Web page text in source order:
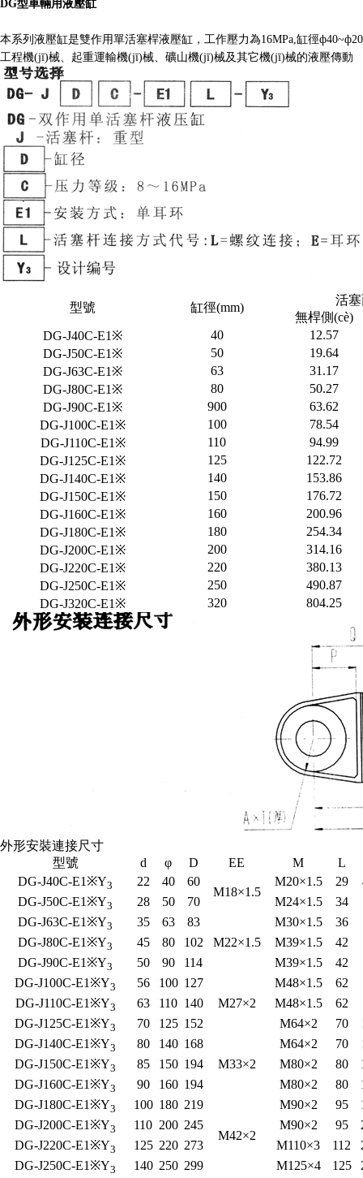
DG型車輛用液壓缸
本系列液壓缸是雙作用單活塞桿液壓缸，工作壓力為16MPa,缸徑
工程機(jī)械、起重運輸機(jī)械、礦山機(jī)械及其它機(jī)械的液壓傳動
型號 缸徑(mm)
活
無桿側(cè)
DG-J40C-E1※
40
12.57
DG-J50C-E1※
50
19.64
DG-J63C-E1※
63
31.17
DG-J80C-E1※
80
50.27
DG-J90C-E1※
900
63.62
DG-J100C-E1※
100
78.54
DG-J110C-E1※
110
94.99
DG-J125C-E1※
125
122.72
DG-J140C-E1※
140
153.86
DG-J150C-E1※
150
176.72
DG-J160C-E1※
160
200.96
DG-J180C-E1※
180
254.34
DG-J200C-E1※
200
314.16
DG-J220C-E1※
220
380.13
DG-J250C-E1※
250
490.87
DG-J320C-E1※
320 804.25
外形安裝連接尺寸
型號
d φ D EE M
L
DG-J40C-E1※Y3 22 40 60
M18×1.5
M20×1.5 29
DG-J50C-E1※Y3 28 50 70 M24×1.5
34
DG-J63C-E1※Y3 35 63
83
M22×1.5
M30×1.5
36
DG-J80C-E1※Y3 45 80 102 M39×1.5
42
DG-J90C-E1※Y3 50 90 114 M39×1.5
42
DG-J100C-E1※Y3 56 100 127
M27×2
M48×1.5
62
DG-J110C-E1※Y3 63 110 140 M48×1.5
62
DG-J125C-E1※Y3 70 125 152 M64×2 70
DG-J140C-E1※Y3 80 140 168
M33×2
M64×2 70
DG-J150C-E1※Y3 85 150 194 M80×2 80
DG-J160C-E1※Y3 90 160 194 M80×2 80
DG-J180C-E1※Y3 100 180 219
M42×2
M90×2 95
DG-J200C-E1※Y3 110 200 245 M90×2 95
DG-J220C-E1※Y3 125 220 273 M110×3 112
DG-J250C-E1※Y3 140 250 299 M125×4 125